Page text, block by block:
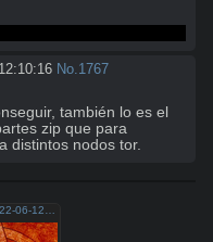
No.1767
también lo es el
zip que para
distintos nodos tor.
imagen_2022-06-12_114801995.png